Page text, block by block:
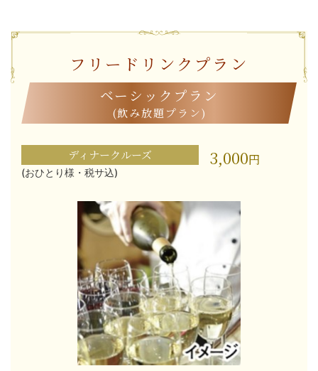
フリードリンクプラン
ベーシックプラン
(飲み放題プラン)
ディナークルーズ 3,000円
(おひとり様・税サ込)